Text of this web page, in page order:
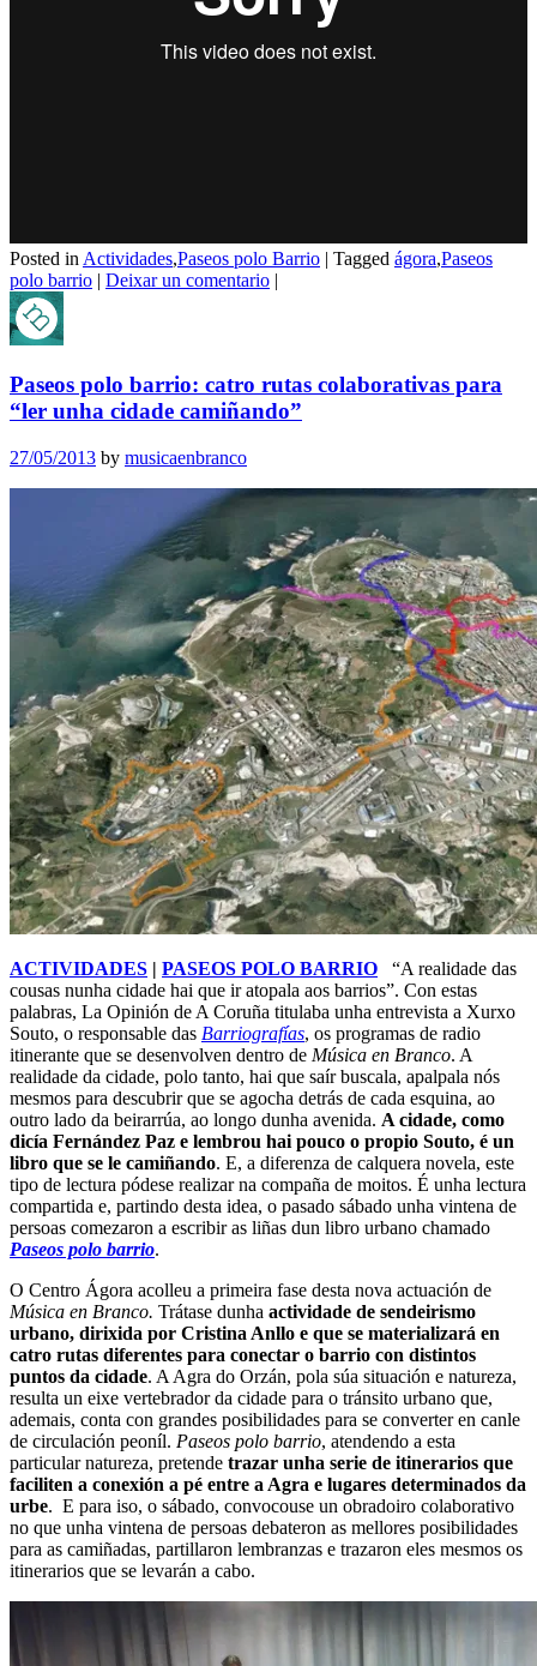
Posted in Actividades,Paseos polo Barrio | Tagged ágora,Paseos
polo barrio | Deixar un comentario |
Paseos polo barrio: catro rutas colaborativas para
“ler unha cidade camiñando”
27/05/2013 by musicaenbranco
ACTIVIDADES | PASEOS POLO BARRIO “A realidade das
cousas nunha cidade hai que ir atopala aos barrios”. Con estas
palabras, La Opinión de A Coruña titulaba unha entrevista a Xurxo
Souto, o responsable das Barriografías, os programas de radio
itinerante que se desenvolven dentro de Música en Branco. A
realidade da cidade, polo tanto, hai que saír buscala, apalpala nós
mesmos para descubrir que se agocha detrás de cada esquina, ao
outro lado da beirarrúa, ao longo dunha avenida. A cidade, como
dicía Fernández Paz e lembrou hai pouco o propio Souto, é un
libro que se le camiñando. E, a diferenza de calquera novela, este
tipo de lectura pódese realizar na compaña de moitos. É unha lectura
compartida e, partindo desta idea, o pasado sábado unha vintena de
persoas comezaron a escribir as liñas dun libro urbano chamado
Paseos polo barrio.
O Centro Ágora acolleu a primeira fase desta nova actuación de
Música en Branco. Trátase dunha actividade de sendeirismo
urbano, dirixida por Cristina Anllo e que se materializará en
catro rutas diferentes para conectar o barrio con distintos
puntos da cidade. A Agra do Orzán, pola súa situación e natureza,
resulta un eixe vertebrador da cidade para o tránsito urbano que,
ademais, conta con grandes posibilidades para se converter en canle
de circulación peoníl. Paseos polo barrio, atendendo a esta
particular natureza, pretende trazar unha serie de itinerarios que
faciliten a conexión a pé entre a Agra e lugares determinados da
urbe. E para iso, o sábado, convocouse un obradoiro colaborativo
no que unha vintena de persoas debateron as mellores posibilidades
para as camiñadas, partillaron lembranzas e trazaron eles mesmos os
itinerarios que se levarán a cabo.